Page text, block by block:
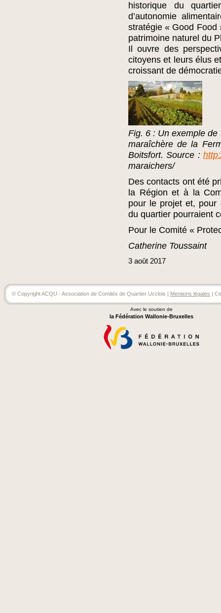
historique du
d’autonomie
stratégie « Good Food
patrimoine naturel du
Il ouvre des
citoyens et leurs élus
croissant de
Fig. 6 : Un exemple
maraîchère de la
Boitsfort. Source :
maraichers/
Des contacts ont été
la Région et à la
pour le projet et, pour
du quartier pourraient
Pour le Comité «
Catherine Toussaint
3 août 2017
© Copyright ACQU - Association de Comités de Quartier Ucclois | Mentions légales |
Avec le soutien de
la Fédération Wallonie-Bruxelles